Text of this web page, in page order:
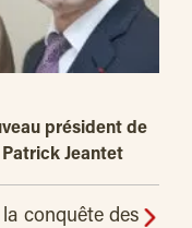
président de
Patrick Jeantet
conquête des